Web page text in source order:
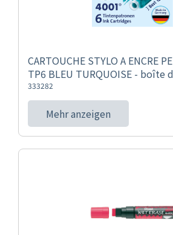
CARTOUCHE STYLO A ENCRE
TP6 BLEU TURQUOISE - boîte
333282
Mehr anzeigen